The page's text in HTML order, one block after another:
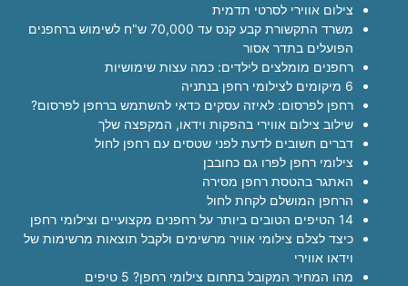
צילום אווירי לסרטי תדמית
משרד התקשורת קבע קנס עד 70,000 ש"ח לשימוש ברחפנים
הפועלים בתדר אסור
רחפנים מומלצים לילדים: כמה עצות שימושיות
6 מיקומים לצילומי רחפן בנתניה
רחפן לפרסום: לאיזה עסקים כדאי להשתמש ברחפן לפרסום?
שילוב צילום אווירי בהפקות וידאו, המקפצה שלך
דברים חשובים לדעת לפני שטסים עם רחפן לחול
צילומי רחפן לפרו גם כחובבן
האתגר בהטסת רחפן מסירה
הרחפן המושלם לקחת לחול
14 הטיפים הטובים ביותר על רחפנים מקצועיים וצילומי רחפן
כיצד לצלם צילומי אוויר מרשימים ולקבל תוצאות מרשימות של
וידאו אווירי
מהו המחיר המקובל בתחום צילומי רחפן? 5 טיפים